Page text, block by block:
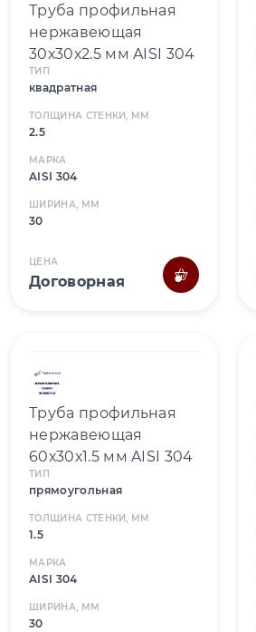
Труба профильная
нержавеющая
30х30х2.5 мм AISI 304
ТИП
квадратная
ТОЛЩИНА СТЕНКИ, ММ
2.5
МАРКА
AISI 304
ШИРИНА, ММ
30
ЦЕНА
Договорная
Труба профильная
нержавеющая
60х30х1.5 мм AISI 304
ТИП
прямоугольная
ТОЛЩИНА СТЕНКИ, ММ
1.5
МАРКА
AISI 304
ШИРИНА, ММ
30